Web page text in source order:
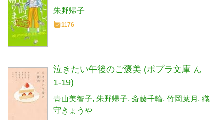
朱野帰子
1176
泣きたい午後のご褒美 (ポプラ文庫 ん
1-19)
青山美智子 朱野帰子 斎藤千輪 竹岡葉月
織
守きょうや